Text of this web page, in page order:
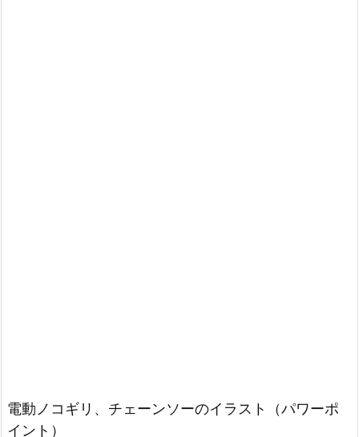
電動ノコギリ、チェーンソーのイラスト（パワーポ
イント）